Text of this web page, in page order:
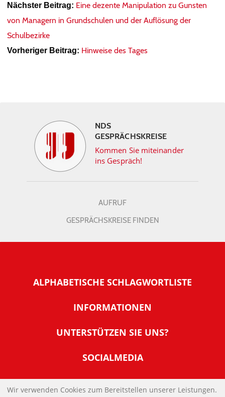
Nächster Beitrag: Eine dezente Manipulation zu Gunsten
von Managern in Grundschulen und der Auflösung der
Schulbezirke
Vorheriger Beitrag: Hinweise des Tages
NDS
GESPRÄCHSKREISE
Kommen Sie miteinander
ins Gespräch!
AUFRUF
GESPRÄCHSKREISE FINDEN
ALPHABETISCHE SCHLAGWORTLISTE
INFORMATIONEN
Warum NachDenkSeiten
Tipps zur Nutzung der NachDenkSeiten
Banner und E-Mail-Signaturen
UNTERSTÜTZEN SIE UNS?
Werden Sie Fördermitglied
SOCIALMEDIA
IMPRESSUM
Wir verwenden Cookies zum Bereitstellen unserer Leistungen.